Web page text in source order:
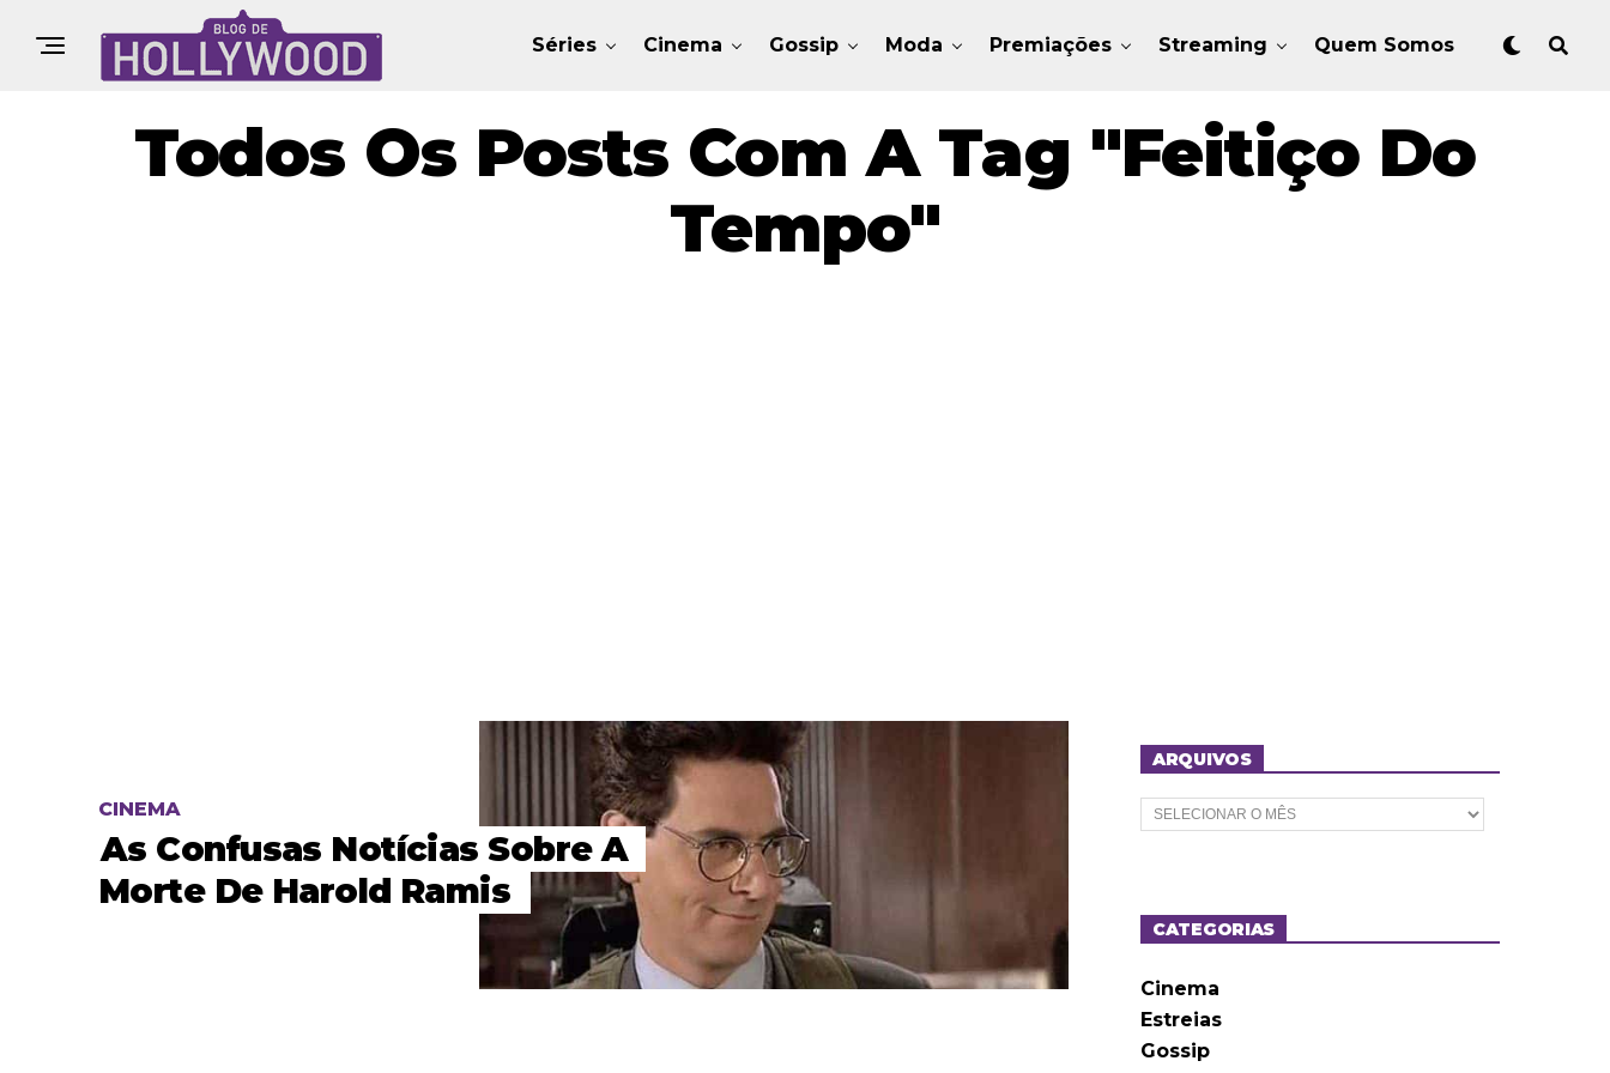
Séries Cinema Gossip Moda Premiações Streaming Quem Somos
Todos Os Posts Com A Tag "Feitiço Do
Tempo"
CINEMA
As Confusas Notícias Sobre A
Morte De Harold Ramis
ARQUIVOS
A
r
o
sCATEGORIAS
Cinema
Estreias
Gossip